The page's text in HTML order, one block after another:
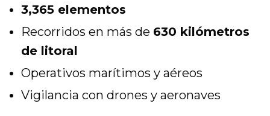
3,365 elementos
Recorridos en más de 630 kilómetros
de litoral
Operativos marítimos y aéreos
Vigilancia con drones y aeronaves